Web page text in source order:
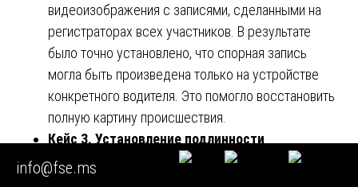
видеоизображения с записями, сделанными на
регистраторах всех участников. В результате
было точно установлено, что спорная запись
могла быть произведена только на устройстве
конкретного водителя. Это помогло восстановить
полную картину происшествия.
Кейс 3. Установление подлинности
аудиозаписи разговора.
В рамках
корпоративного спора одна из сторон
info@fse.ms